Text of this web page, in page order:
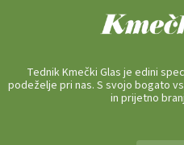
Tednik Kmečki Glas je edini
podeželje pri nas. S svojo bogato
in prijetno